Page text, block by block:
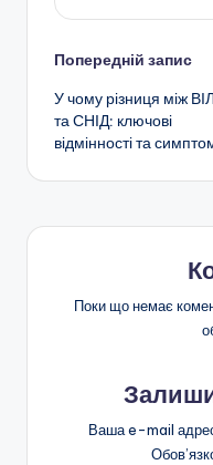
Навігація
по
запису
Попередній запис
У чому різниця між ВІЛ
та СНІД: ключові
відмінності та
Поки що немає
Ваша e-mail